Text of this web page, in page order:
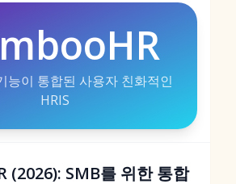
능이 통합된 사용자 친화적인
HRIS
(2026): SMB를 위한 통합